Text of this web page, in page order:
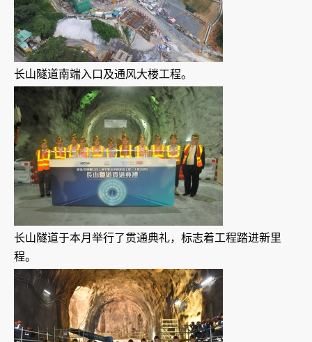
长山隧道南端入口及通风大楼工程。
长山隧道于本月举行了贯通典礼，标志着工程踏进新里
程。